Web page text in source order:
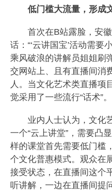
低门槛大流量，形成
首次在B站露脸，安徽
话：“‘云讲国宝’活动需要
乘风破浪的讲解员姐姐刷
交网站上、且有直播间消
人。当文化艺术类直播项
觉采用了一些流行“话术”。
业内人士认为，文化
一个“云上讲堂”，需要凸
样的课堂首先需要低门槛
个文化普惠模式。观众在
接受状态，在直播间这个
听讲解，一边在直播间提